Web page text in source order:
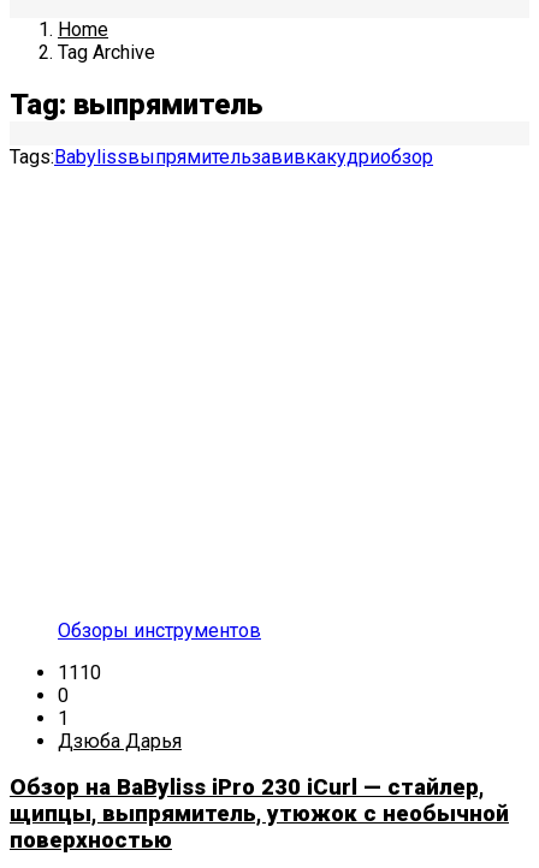
Home
Tag Archive
Tag: выпрямитель
Tags:Babylissвыпрямительзавивкакудриобзор
Обзоры инструментов
1110
0
1
Дзюба Дарья
Обзор на BaByliss iPro 230 iCurl — стайлер,
щипцы, выпрямитель, утюжок с необычной
поверхностью